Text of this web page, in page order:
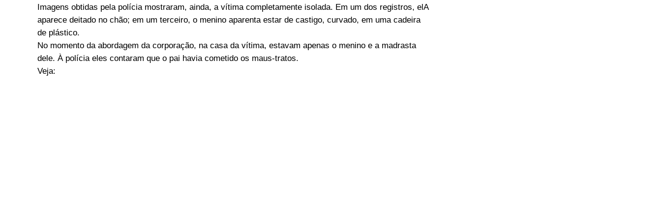
Imagens obtidas pela polícia mostraram, ainda, a vítima completamente isolada. Em um dos registros, elA
aparece deitado no chão; em um terceiro, o menino aparenta estar de castigo, curvado, em uma cadeira
de plástico.
No momento da abordagem da corporação, na casa da vítima, estavam apenas o menino e a madrasta
dele. À polícia eles contaram que o pai havia cometido os maus-tratos.
Veja: